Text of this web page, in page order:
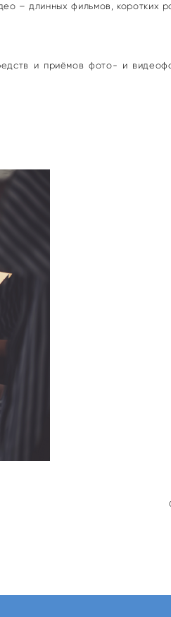
– длинных фильмов, коротких
и приёмов фото- и